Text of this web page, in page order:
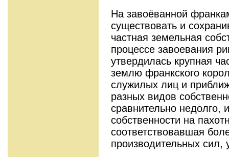
На завоёванной
существовать и
частная земельная
процессе завоевания
утвердилась крупная
землю франкского
служилых лиц и
разных видов
сравнительно
собственности на
соответствовавшая
производительных сил,